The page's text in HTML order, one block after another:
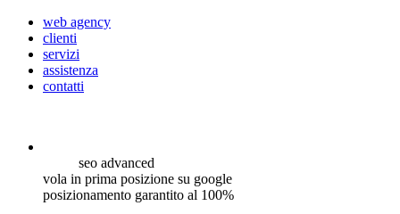
web agency
clienti
servizi
assistenza
contatti
seo advanced
vola in prima posizione su google
posizionamento garantito al 100%